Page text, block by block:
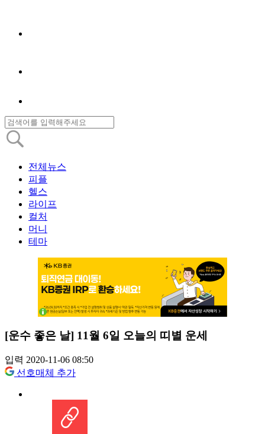
전체뉴스
피플
헬스
라이프
컬처
머니
테마
[운수 좋은 날] 11월 6일 오늘의 띠별 운세
입력 2020-11-06 08:50
선호매체 추가